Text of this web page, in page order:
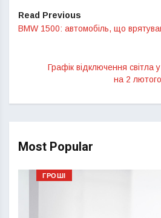
Read Previous
BMW 1500: автомобіль, що
Графік відключення світла
на 2
Most Popular
ГРОШІ